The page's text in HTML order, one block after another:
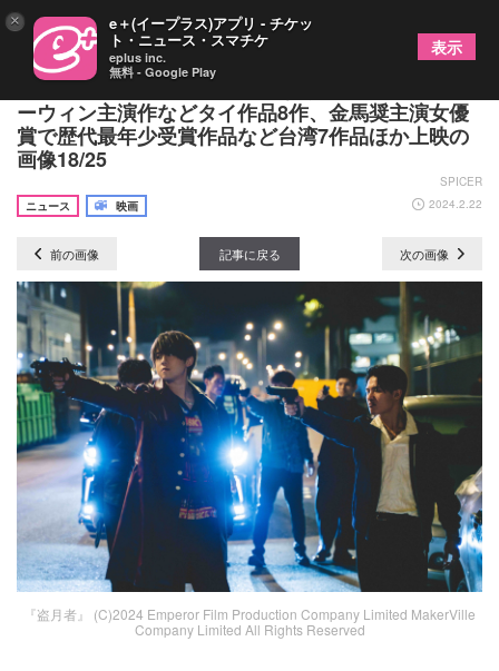
『大阪アジアン映画祭』まもなく開催、アップ&プ
ーウィン主演作などタイ作品8作、金馬奨主演女優
賞で歴代最年少受賞作品など台湾7作品ほか上映の
画像18/25
SPICER
ニュース
映画 2024.2.22
前の画像 記事に戻る 次の画像
『盗月者』 (C)2024 Emperor Film Production Company Limited MakerVille
Company Limited All Rights Reserved
× e＋(イープラス)アプリ - チケッ
ト・ニュース・スマチケ
eplus inc.
無料 - Google Play
表示